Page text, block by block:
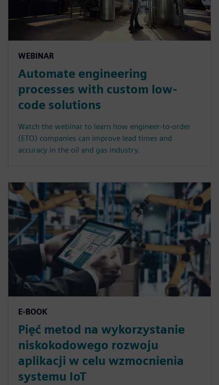
WEBINAR
Automate engineering
processes with custom low-
code solutions
Watch the webinar to learn how engineer-to-order
(ETO) companies can improve lead times and
accuracy in the oil and gas industry.
E-BOOK
Pięć metod na wykorzystanie
niskokodowego rozwoju
aplikacji w celu wzmocnienia
systemu IoT